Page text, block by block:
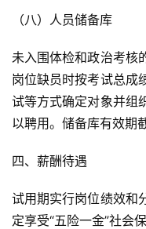
（八）人员储备库
未入围体检和政治考核
岗位缺员时按考试总成
试等方式确定对象并组
以聘用。储备库有效期
四、薪酬待遇
试用期实行岗位绩效和
定享受“五险一金”社会保